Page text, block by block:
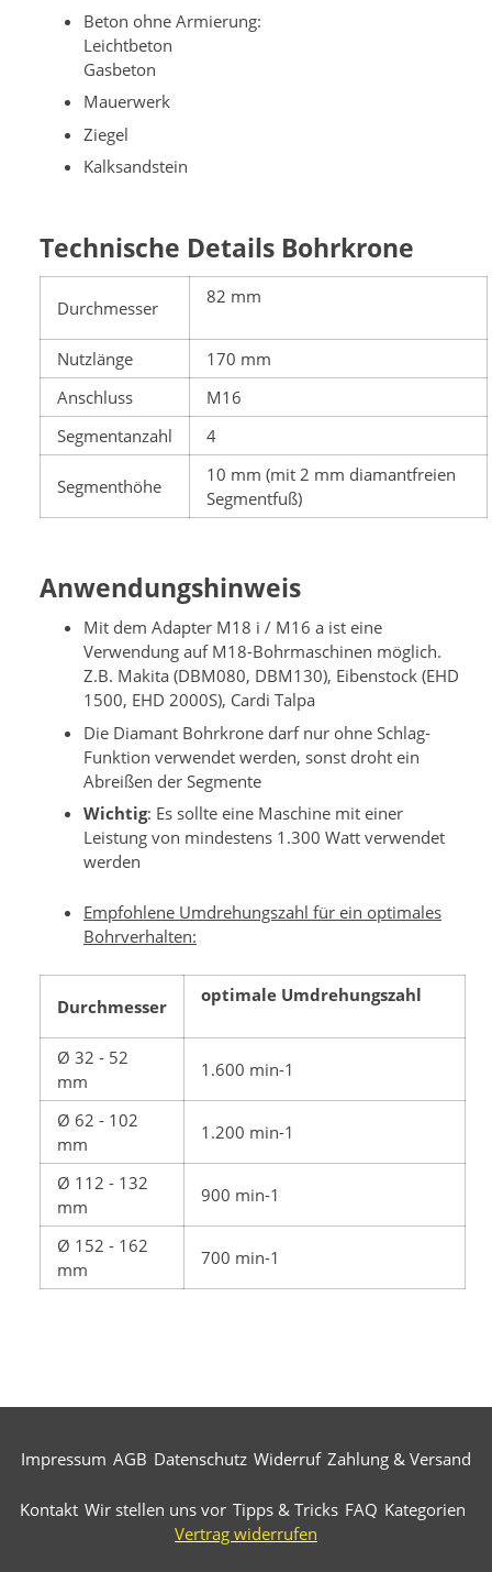
Beton ohne Armierung:
Leichtbeton
Gasbeton
Mauerwerk
Ziegel
Kalksandstein
Technische Details Bohrkrone
Durchmesser
82 mm
Nutzlänge
170 mm
Anschluss
M16
Segmentanzahl
4
Segmenthöhe
10 mm (mit 2 mm diamantfreien
Segmentfuß)
Anwendungshinweis
Mit dem Adapter M18 i / M16 a ist eine
Verwendung auf M18-Bohrmaschinen möglich.
Z.B. Makita (DBM080, DBM130), Eibenstock (EHD
1500, EHD 2000S), Cardi Talpa
Die Diamant Bohrkrone darf nur ohne Schlag-
Funktion verwendet werden, sonst droht ein
Abreißen der Segmente
Wichtig: Es sollte eine Maschine mit einer
Leistung von mindestens 1.300 Watt verwendet
werden
Empfohlene Umdrehungszahl für ein optimales
Bohrverhalten:
Durchmesser
optimale Umdrehungszahl
Ø 32 - 52
mm
1.600 min-1
Ø 62 - 102
mm
1.200 min-1
Ø 112 - 132
mm
900 min-1
Ø 152 - 162
mm
700 min-1
Impressum AGB Datenschutz Widerruf Zahlung & Versand
Kontakt Wir stellen uns vor Tipps & Tricks FAQ Kategorien
Vertrag widerrufen